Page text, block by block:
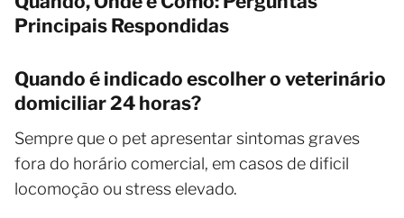
Principais Respondidas
Quando é indicado escolher o veterinário
domiciliar 24 horas?
Sempre que o pet apresentar sintomas graves
fora do horário comercial, em casos de dificil
locomoção ou stress elevado.